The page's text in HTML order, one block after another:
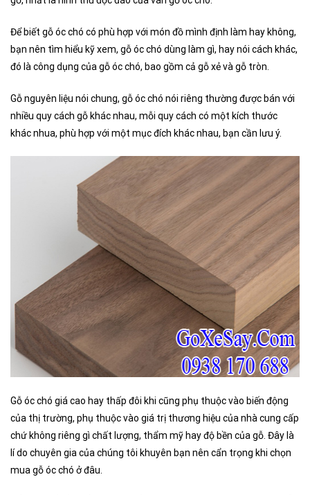
Để biết gỗ óc chó có phù hợp với món đồ mình định làm hay không,
bạn nên tìm hiểu kỹ xem, gỗ óc chó dùng làm gì, hay nói cách khác,
đó là công dụng của gỗ óc chó, bao gồm cả gỗ xẻ và gỗ tròn.
Gỗ nguyên liệu nói chung, gỗ óc chó nói riêng thường được bán với
nhiều quy cách gỗ khác nhau, mỗi quy cách có một kích thước
khác nhua, phù hợp với một mục đích khác nhau, bạn cần lưu ý.
Gỗ óc chó giá cao hay thấp đôi khi cũng phụ thuộc vào biến động
của thị trường, phụ thuộc vào giá trị thương hiệu của nhà cung cấp
chứ không riêng gì chất lượng, thẩm mỹ hay độ bền của gỗ. Đây là
lí do chuyên gia của chúng tôi khuyên bạn nên cẩn trọng khi chọn
mua gỗ óc chó ở đâu.